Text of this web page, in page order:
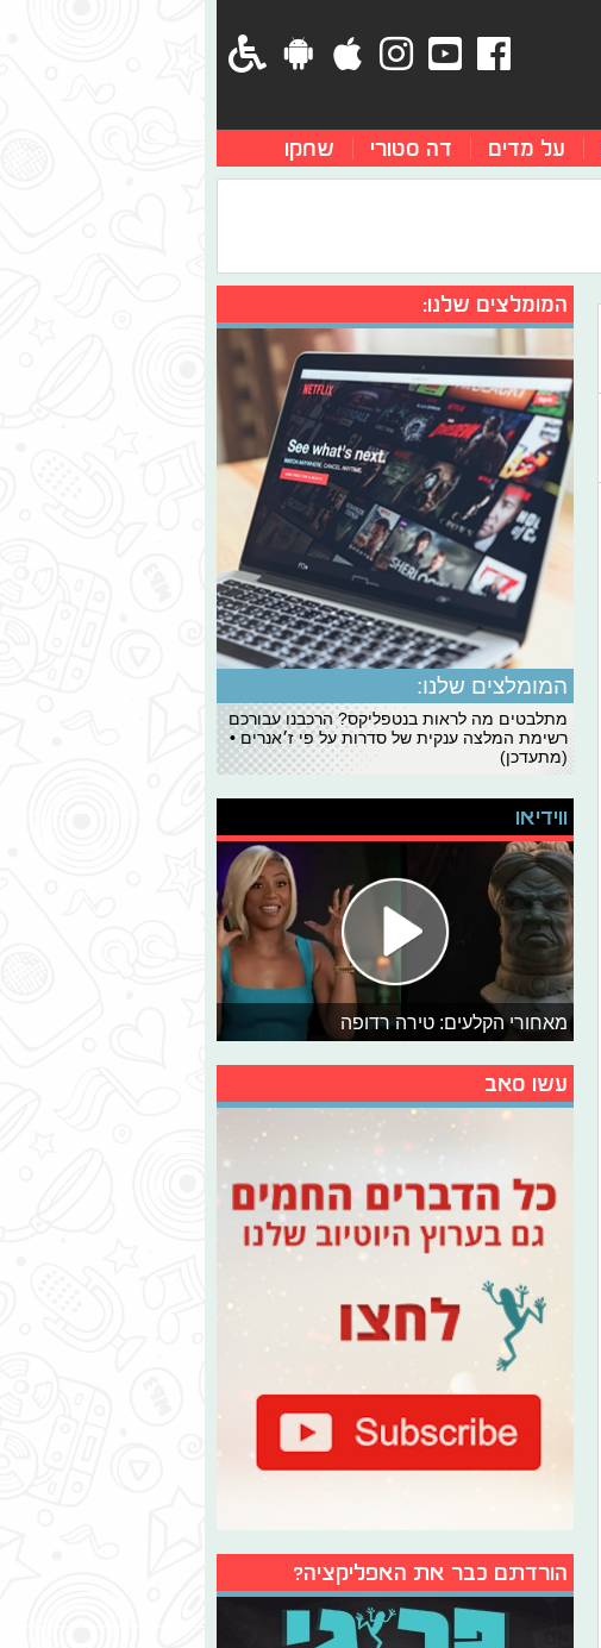
על מדים דה סטורי שחקו
המומלצים שלנו:
המומלצים שלנו:
מתלבטים מה לראות בנטפליקס? הרכבנו עבורכם
רשימת המלצה ענקית של סדרות על פי ז׳אנרים •
(מתעדכן)
ווידיאו
מאחורי הקלעים: טירה רדופה
עשו סאב
הורדתם כבר את האפליקציה?